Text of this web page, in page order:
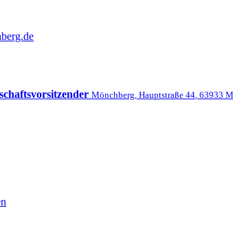
Mönchberg, Hauptstraße 44, 63933